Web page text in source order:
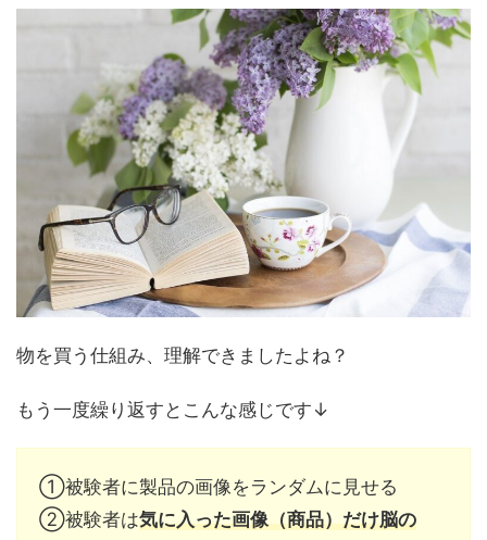
物を買う仕組み、理解できましたよね？
もう一度繰り返すとこんな感じです↓
①被験者に製品の画像をランダムに見せる
②被験者は気に入った画像（商品）だけ脳の